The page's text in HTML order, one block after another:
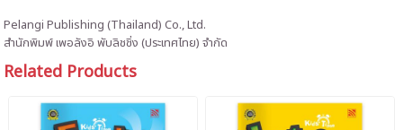
Pelangi Publishing (Thailand) Co., Ltd.
สำนักพิมพ์ เพอลังอิ พับลิชชิ่ง (ประเทศไทย) จำกัด
Related Products